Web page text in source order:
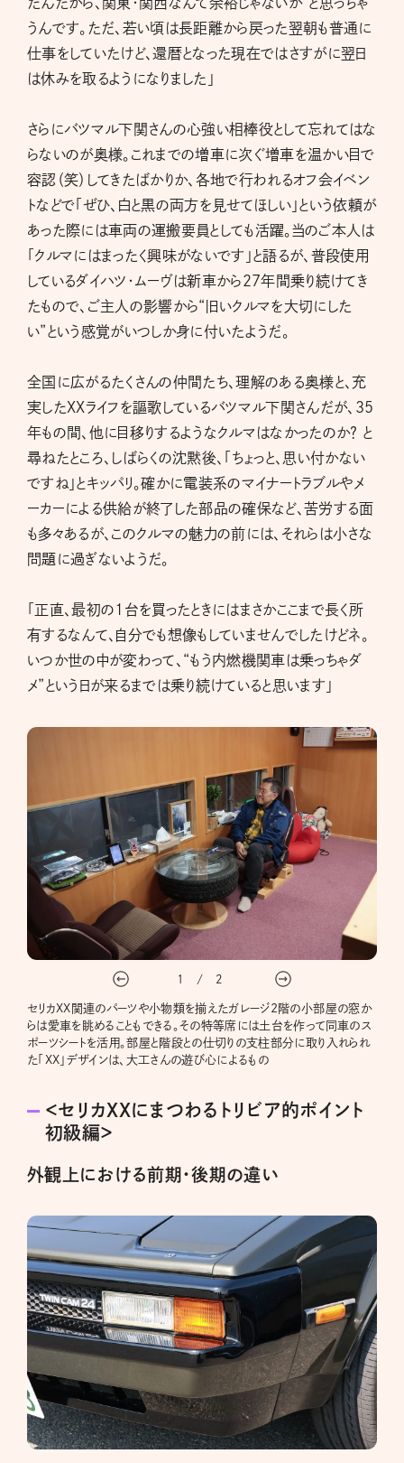
うんです。ただ、若い頃は長距離から戻った翌朝も普通に
仕事をしていたけど、還暦となった現在ではさすがに翌日
は休みを取るようになりました」
さらにバツマル下関さんの心強い相棒役として忘れてはな
らないのが奥様。これまでの増車に次ぐ増車を温かい目で
容認（笑）してきたばかりか、各地で行われるオフ会イベン
トなどで「ぜひ、白と黒の両方を見せてほしい」という依頼が
あった際には車両の運搬要員としても活躍。当のご本人は
「クルマにはまったく興味がないです」と語るが、普段使用
しているダイハツ・ムーヴは新車から27年間乗り続けてき
たもので、ご主人の影響から“旧いクルマを大切にした
い”という感覚がいつしか身に付いたようだ。
全国に広がるたくさんの仲間たち、理解のある奥様と、充
実したXXライフを謳歌しているバツマル下関さんだが、35
年もの間、他に目移りするようなクルマはなかったのか？ と
尋ねたところ、しばらくの沈黙後、「ちょっと、思い付かない
ですね」とキッパリ。確かに電装系のマイナートラブルやメ
ーカーによる供給が終了した部品の確保など、苦労する面
も多々あるが、このクルマの魅力の前には、それらは小さな
問題に過ぎないようだ。
「正直、最初の1台を買ったときにはまさかここまで長く所
有するなんて、自分でも想像もしていませんでしたけどネ。
いつか世の中が変わって、“もう内燃機関車は乗っちゃダ
メ”という日が来るまでは乗り続けていると思います」
1 / 2
セリカXX関連のパーツや小物類を揃えたガレージ2階の小部屋の窓か
らは愛車を眺めることもできる。その特等席には土台を作って同車のス
ポーツシートを活用。部屋と階段との仕切りの支柱部分に取り入れられ
た「XX」デザインは、大工さんの遊び心によるもの
＜セリカXXにまつわるトリビア的ポイント
初級編＞
外観上における前期・後期の違い